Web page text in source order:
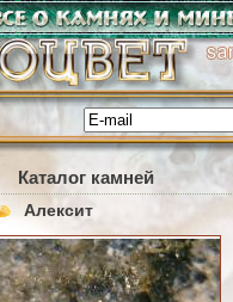
Каталог камней
Алексит